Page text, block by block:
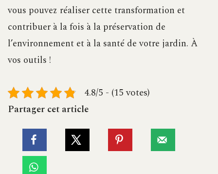
vous pouvez réaliser cette transformation et
contribuer à la fois à la préservation de
l’environnement et à la santé de votre jardin. À
vos outils !
4.8/5 - (15 votes)
Partager cet article